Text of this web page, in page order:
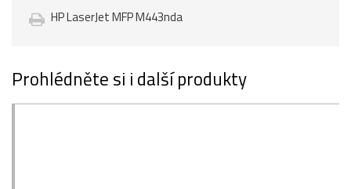
HP LaserJet MFP M443nda
Prohlédněte si i další produkty